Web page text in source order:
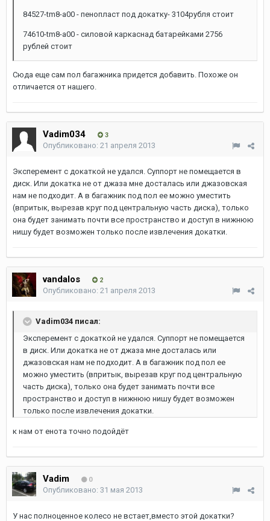
84527-tm8-a00 - пенопласт под докатку- 3104рубля стоит
74610-tm8-a00 - силовой каркаснад батарейками 2756
рублей стоит
Сюда еще сам пол багажника придется добавить. Похоже он
отличается от нашего.
Vadim034 3
Опубликовано: 21 апреля 2013
Эксперемент с докаткой не удался. Суппорт не помещается в
диск. Или докатка не от джаза мне досталась или джазовская
нам не подходит. А в багажник под пол ее можно уместить
(впритык, вырезав круг под центральную часть диска), только
она будет занимать почти все пространство и доступ в нижнюю
нишу будет возможен только после извлечения докатки.
vandalos 2
Опубликовано: 21 апреля 2013
Vadim034 писал:
Эксперемент с докаткой не удался. Суппорт не помещается
в диск. Или докатка не от джаза мне досталась или
джазовская нам не подходит. А в багажник под пол ее
можно уместить (впритык, вырезав круг под центральную
часть диска), только она будет занимать почти все
пространство и доступ в нижнюю нишу будет возможен
только после извлечения докатки.
к нам от енота точно подойдёт
Vadim 0
Опубликовано: 31 мая 2013
У нас полноценное колесо не встает,вместо этой докатки?